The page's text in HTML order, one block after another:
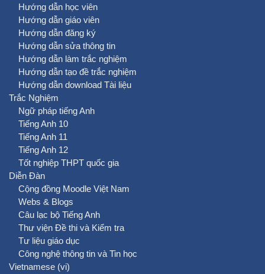
Hướng dẫn học viên
Hướng dẫn giáo viên
Hướng dẫn đăng ký
Hướng dẫn sửa thông tin
Hướng dẫn làm trắc nghiệm
Hướng dẫn tạo đề trắc nghiệm
Hướng dẫn download Tài liệu
Trắc Nghiệm
Ngữ pháp tiếng Anh
Tiếng Anh 10
Tiếng Anh 11
Tiếng Anh 12
Tốt nghiệp THPT quốc gia
Diễn Đàn
Cộng đồng Moodle Việt Nam
Webs & Blogs
Câu lạc bộ Tiếng Anh
Thư viện Đề thi và Kiểm tra
Tư liệu giáo dục
Công nghệ thông tin và Tin học
Vietnamese ‎(vi)‎